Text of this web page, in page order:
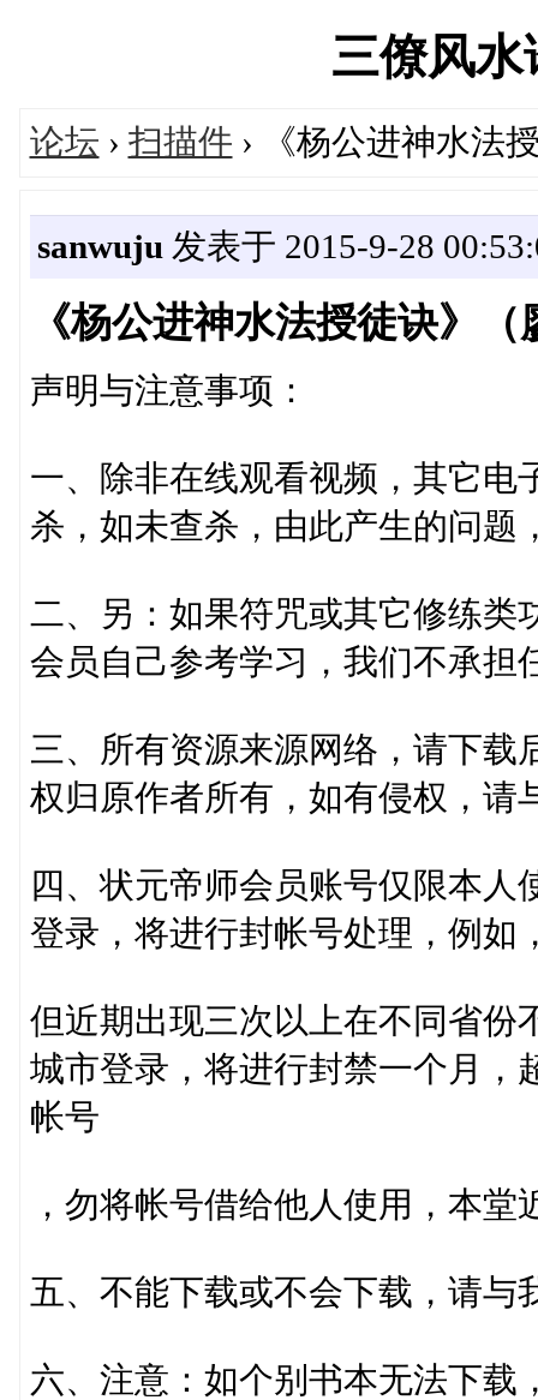
三僚风
论坛 › 扫描件 › 《杨公进神水法
sanwuju 发表于 2015-9-28
《杨公进神水法授徒诀》
声明与注意事项：
一、除非在线观看视频，其它电
杀，如未查杀，由此产生的问题
二、另：如果符咒或其它修练类
会员自己参考学习，我们不承担
三、所有资源来源网络，请下载
权归原作者所有，如有侵权，请
四、状元帝师会员账号仅限本人
登录，将进行封帐号处理，例如
但近期出现三次以上在不同省份
城市登录，将进行封禁一个月，
帐号
，勿将帐号借给他人使用，本
五、不能下载或不会下载，请与
六、注意：如个别书本无法下载